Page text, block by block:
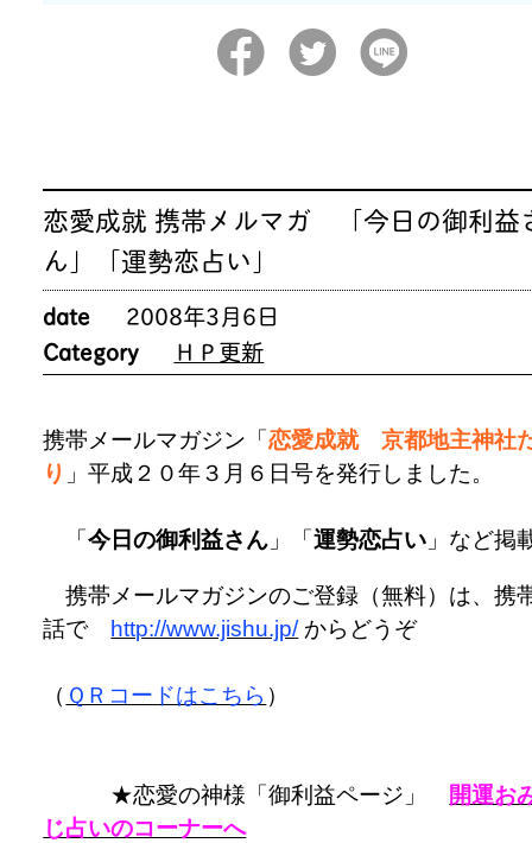
恋愛成就 携帯メルマガ 「今日の御利益
ん」「運勢恋占い」
date
2008年3月6日
Category
ＨＰ更新
携帯メールマガジン「恋愛成就 京都地主神社
り 」平成２０年３月６日号を発行しました。
「今日の御利益さん 」「運勢恋占い 」など掲
携帯メールマガジンのご登録（無料）は、携
話で http://www.jishu.jp/からどうぞ
（ ＱＲコードはこちら ）
★恋愛の神様「御利益ページ」
開運お
じ占いのコーナーへ